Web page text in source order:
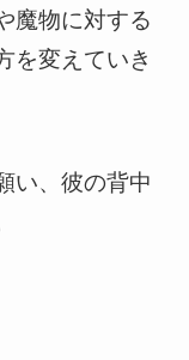
魔物に対する
を変えていき
い、彼の背中